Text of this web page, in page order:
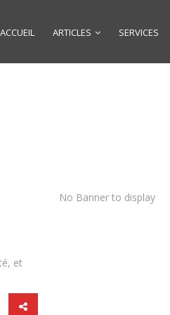
ACCUEIL ARTICLES SERVICES
et
No Banner to display